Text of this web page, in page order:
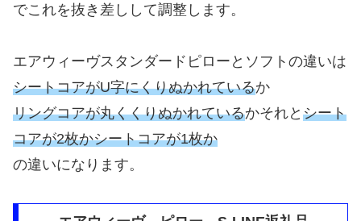
でこれを抜き差しして調整します。
エアウィーヴスタンダードピローとソフトの違いは
シートコアがU字にくりぬかれているか
リングコアが丸くくりぬかれているかそれと シート
コアが2枚かシートコアが1枚か
の違いになります。